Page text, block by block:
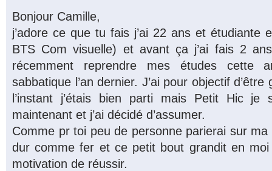
Bonjour Camille,
j’adore ce que tu fais j’ai 22 ans et étudiante
BTS Com visuelle) et avant ça j’ai fais 2
récemment reprendre mes études cette
sabbatique l’an dernier. J’ai pour objectif
l’instant j’étais bien parti mais Petit Hic
maintenant et j’ai décidé d’assumer.
Comme pr toi peu de personne parierai sur ma
dur comme fer et ce petit bout grandit en
motivation de réussir.